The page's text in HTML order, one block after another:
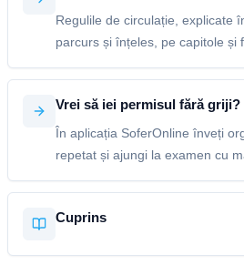
Regulile de circulație, explicate
parcurs și înțeles, pe capitole și
Vrei să iei permisul fără griji?
În aplicația SoferOnline înveți
repetat și ajungi la examen cu
Cuprins